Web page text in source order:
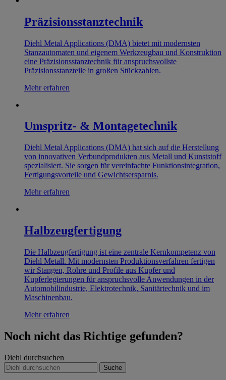
Präzisionsstanztechnik
Diehl Metal Applications (DMA) bietet mit modernsten
Stanzautomaten und eigenem Werkzeugbau und Konstruktion
eine Präzisionsstanztechnik für anspruchsvollste
Präzisionsstanzteile in großen Stückzahlen.
Mehr erfahren
Umspritz- & Montagetechnik
Diehl Metal Applications (DMA) hat sich auf die Herstellung
von innovativen Verbundprodukten aus Metall und Kunststoff
spezialisiert. Sie sorgen für vereinfachte Funktionsintegration,
Fertigungsvorteile und Gewichtsersparnis.
Mehr erfahren
Halbzeugfertigung
Die Halbzeugfertigung ist eine zentrale Kernkompetenz von
Diehl Metall. Mit modernsten Produktionsverfahren fertigen
wir Stangen, Rohre und Profile aus Kupfer und
Kupferlegierungen für anspruchsvolle Anwendungen in der
Automobilindustrie, Elektrotechnik, Sanitärtechnik und im
Maschinenbau.
Mehr erfahren
Noch nicht das Richtige gefunden?
Diehl durchsuchen
Suche